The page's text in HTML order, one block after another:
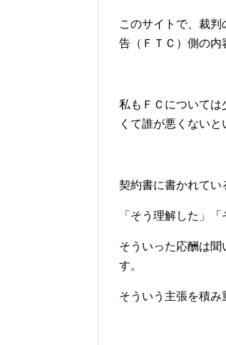
このサイトで、裁
告（ＦＴＣ）側の内
私もＦＣについては
くて誰が悪くない
契約書に書かれてい
「そう理解した」
そういった応酬は聞
す。
そういう主張を積み